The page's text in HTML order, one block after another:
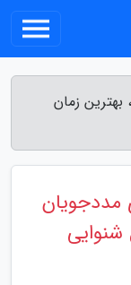
زمان
مددجویان